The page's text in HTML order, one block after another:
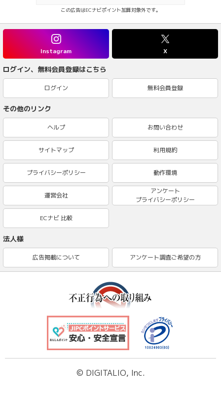
この広告はECナビポイント加算対象外です。
Instagram X
ログイン、無料会員登録はこちら
ログイン 無料会員登録
その他のリンク
ヘルプ お問い合わせ
サイトマップ 利用規約
プライバシーポリシー 動作環境
運営会社
アンケート
プライバシーポリシー
ECナビ 比較
法人様
広告掲載について アンケート調査ご希望の方
© DIGITALIO, Inc.